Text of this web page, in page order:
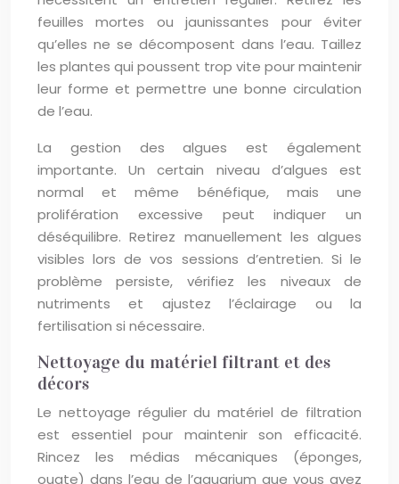
feuilles mortes ou jaunissantes pour éviter
qu’elles ne se décomposent dans l’eau. Taillez
les plantes qui poussent trop vite pour maintenir
leur forme et permettre une bonne circulation
de l’eau.
La gestion des algues est également
importante. Un certain niveau d’algues est
normal et même bénéfique, mais une
prolifération excessive peut indiquer un
déséquilibre. Retirez manuellement les algues
visibles lors de vos sessions d’entretien. Si le
problème persiste, vérifiez les niveaux de
nutriments et ajustez l’éclairage ou la
fertilisation si nécessaire.
Nettoyage du matériel filtrant et des
décors
Le nettoyage régulier du matériel de filtration
est essentiel pour maintenir son efficacité.
Rincez les médias mécaniques (éponges,
ouate) dans l’eau de l’aquarium que vous avez